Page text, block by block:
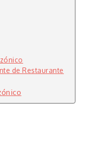
de Restaurante